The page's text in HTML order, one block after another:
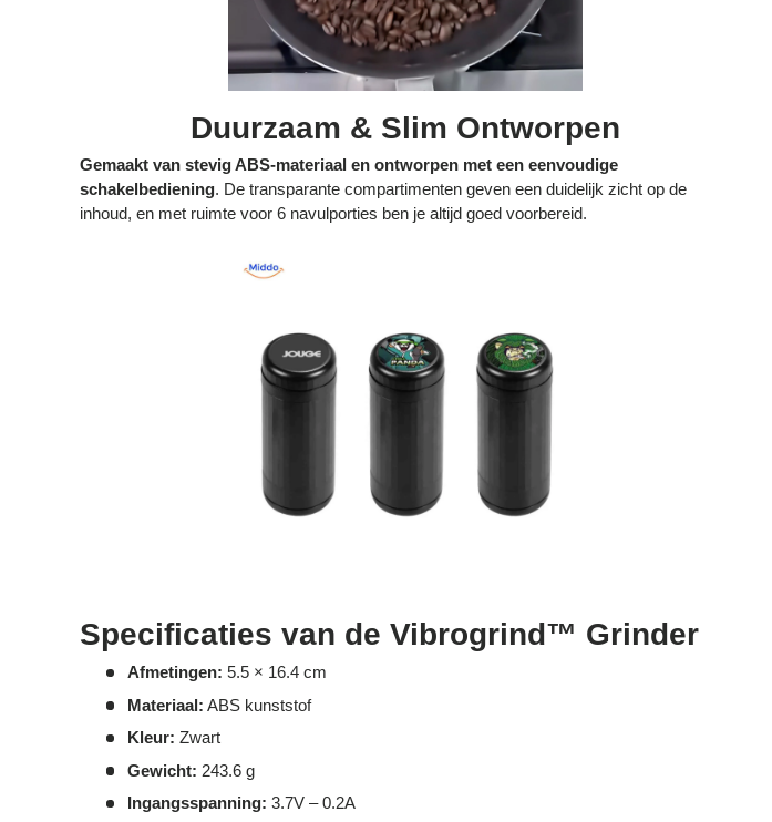
Duurzaam & Slim Ontworpen
Gemaakt van stevig ABS-materiaal en ontworpen met een eenvoudige
schakelbediening. De transparante compartimenten geven een duidelijk zicht op de
inhoud, en met ruimte voor 6 navulporties ben je altijd goed voorbereid.
Specificaties van de Vibrogrind™ Grinder
Afmetingen: 5.5 × 16.4 cm
Materiaal: ABS kunststof
Kleur: Zwart
Gewicht: 243.6 g
Ingangsspanning: 3.7V – 0.2A